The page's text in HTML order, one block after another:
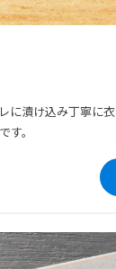
に漬け込み丁寧に衣
。